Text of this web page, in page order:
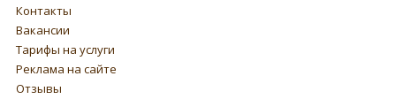
Контакты
Вакансии
Тарифы на услуги
Реклама на сайте
Отзывы